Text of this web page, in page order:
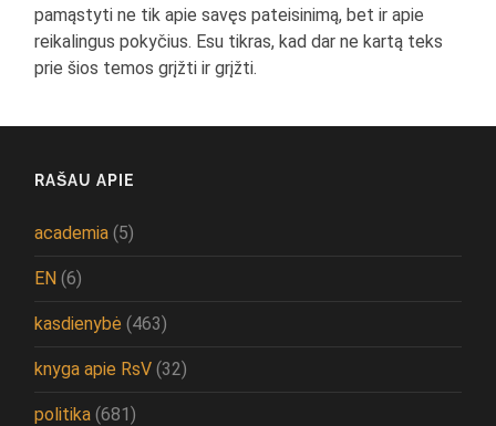
pamąstyti ne tik apie savęs pateisinimą, bet ir apie
reikalingus pokyčius. Esu tikras, kad dar ne kartą teks
prie šios temos grįžti ir grįžti.
RAŠAU APIE
academia (5)
EN (6)
kasdienybė (463)
knyga apie RsV (32)
politika (681)